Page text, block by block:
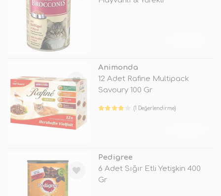
Animonda
12 Adet Rafine Multipack
Savoury 100 Gr
(1 Değerlendirme)
Pedigree
6 Adet Sığır Etli Yetişkin 400
Gr